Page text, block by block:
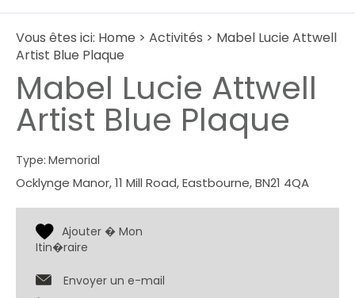
Vous êtes ici: Home > Activités > Mabel Lucie Attwell
Artist Blue Plaque
Mabel Lucie Attwell
Artist Blue Plaque
Type: Memorial
Ocklynge Manor,11 Mill Road,Eastbourne,BN21 4QA
Envoyer un e-mail